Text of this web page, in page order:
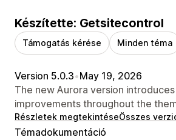
Készítette: Getsitecontrol
Támogatás kérése Minden téma
Version 5.0.3•May 19, 2026
The new Aurora version
improvements throughout the
Részletek megtekintéseÖsszes
Témadokumentáció